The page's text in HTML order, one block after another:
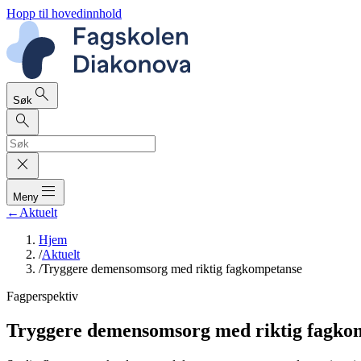
Hopp til hovedinnhold
Søk search
search
close
Meny dehaze
← Aktuelt
Hjem
/Aktuelt
/Tryggere demensomsorg med riktig fagkompetanse
Fagperspektiv
Tryggere demensomsorg med riktig